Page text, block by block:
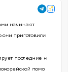
начинают
они приготовили
последние н
помо